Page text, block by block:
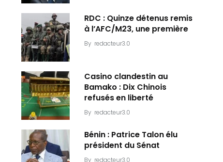
RDC : Quinze détenus remis
à l’AFC/M23, une première
By redacteur3.0
Casino clandestin au
Bamako : Dix Chinois
refusés en liberté
By redacteur3.0
Bénin : Patrice Talon élu
président du Sénat
By redacteur3.0